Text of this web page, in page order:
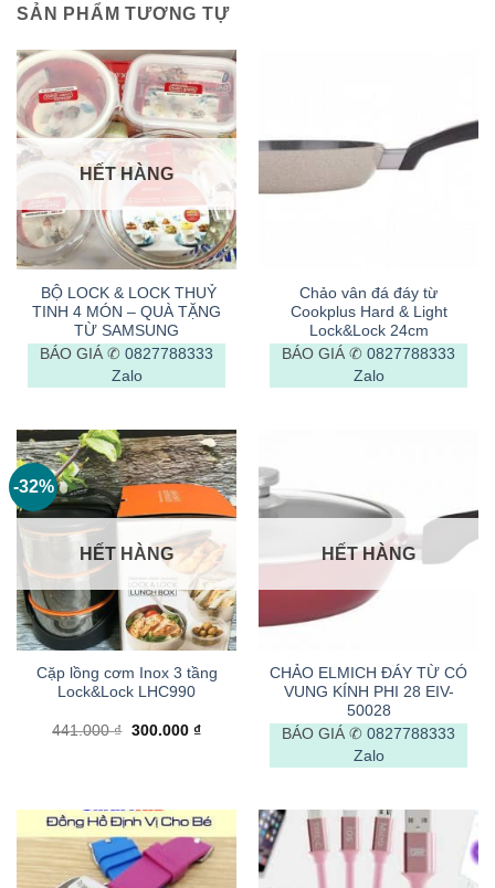
SẢN PHẨM TƯƠNG TỰ
HẾT HÀNG
BỘ LOCK & LOCK THUỶ
TINH 4 MÓN – QUÀ TẶNG
TỪ SAMSUNG
BÁO GIÁ ✆ 0827788333
Zalo
Chảo vân đá đáy từ
Cookplus Hard & Light
Lock&Lock 24cm
BÁO GIÁ ✆ 0827788333
Zalo
-32%
HẾT HÀNG
Cặp lồng cơm Inox 3 tầng
Lock&Lock LHC990
441.000₫ Giá
300.000 ₫Giá
HẾT HÀNG
CHẢO ELMICH ĐÁY TỪ CÓ
VUNG KÍNH PHI 28 EIV-
50028
BÁO GIÁ ✆ 0827788333
Zalo